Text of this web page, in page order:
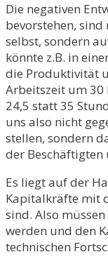
Die negativen
bevorstehen,
selbst, sondern
könnte z.B. in
die Produktivität
Arbeitszeit um 30
24,5 statt 35
uns also nicht
stellen, sondern
der Beschäftigten
Es liegt auf der
Kapitalkräfte mit
sind. Also
werden und den
technischen